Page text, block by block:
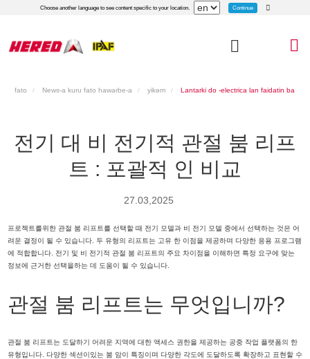
Choose another language to see content specific to your location. Continue
fato News-a kuru fato hawarbe-a yikǝm
전기 대 비 전기적 관절 붐 리프
트 : 포괄적 인 비교
27.03,2025
프로젝트를위한 관절 붐 리프트를 선택할 때 전기 모델과 비 전기 모델 중에서 선택하는 것은 어
려운 결정이 될 수 있습니다. 두 유형의 리프트는 고유 한 이점을 제공하며 다양한 응용 프로그램
에 적합합니다. 전기 및 비 전기적 관절 붐 리프트의 주요 차이점을 이해하면 특정 요구에 맞는
정보에 근거한 선택을하는 데 도움이 될 수 있습니다.
관절 붐 리프트는 무엇입니까?
관절 붐 리프트는 도달하기 어려운 지역에 대한 액세스 권한을 제공하는 공중 작업 플랫폼의 한
유형입니다. 다양한 섹션이있는 붐 암이 특징이며 다양한 각도에 도달하도록 확장하고 표현할 수